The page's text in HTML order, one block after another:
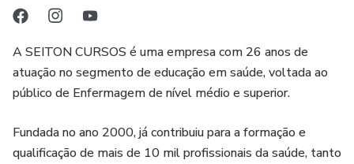
A SEITON CURSOS é uma empresa com 26 anos de
atuação no segmento de educação em saúde, voltada ao
público de Enfermagem de nível médio e superior.
Fundada no ano 2000, já contribuiu para a formação e
qualificação de mais de 10 mil profissionais da saúde, tanto